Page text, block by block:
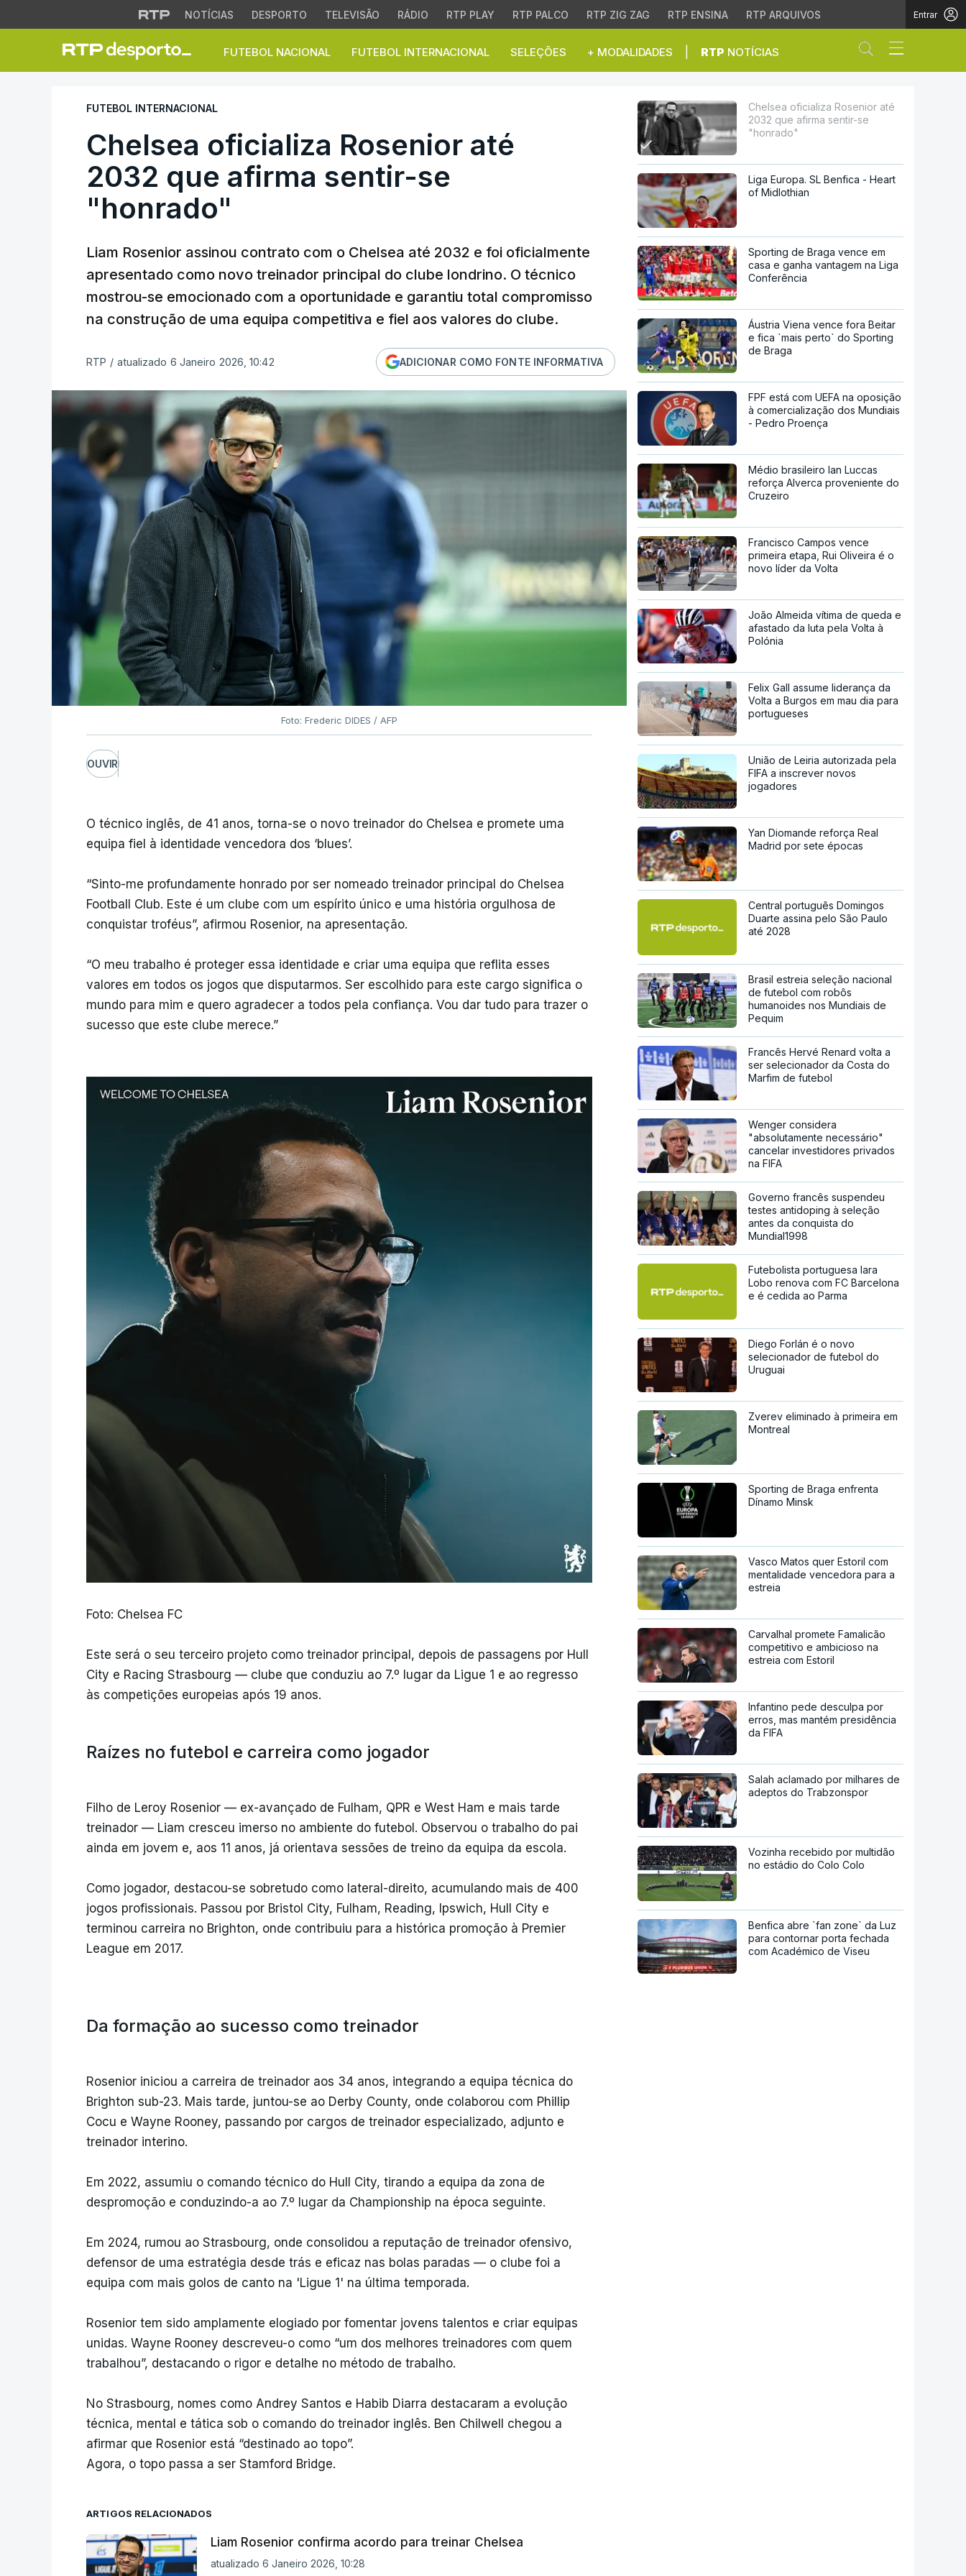
NOTÍCIAS DESPORTO TELEVISÃO RÁDIO RTP PLAY RTP PALCO RTP ZIG ZAG RTP ENSINA RTP ARQUIVOS Entrar
FUTEBOL NACIONAL FUTEBOL INTERNACIONAL SELEÇÕES + MODALIDADES RTP NOTÍCIAS Abrir campo
Chelsea oficializa Rosenior até 2032 que afirma sentir-se
FUTEBOL INTERNACIONAL
Chelsea oficializa Rosenior até
2032 que afirma sentir-se
"honrado"
Liam Rosenior assinou contrato com o Chelsea até 2032 e foi oficialmente
apresentado como novo treinador principal do clube londrino. O técnico
mostrou-se emocionado com a oportunidade e garantiu total compromisso
na construção de uma equipa competitiva e fiel aos valores do clube.
RTP / atualizado 6 Janeiro 2026, 10:42 ADICIONAR COMO FONTE INFORMATIVA
Foto: Frederic DIDES / AFP
OUVIR
O técnico inglês, de 41 anos, torna-se o novo treinador do Chelsea e promete uma
equipa fiel à identidade vencedora dos ‘blues’.
“Sinto-me profundamente honrado por ser nomeado treinador principal do Chelsea
Football Club. Este é um clube com um espírito único e uma história orgulhosa de
conquistar troféus”, afirmou Rosenior, na apresentação.
“O meu trabalho é proteger essa identidade e criar uma equipa que reflita esses
valores em todos os jogos que disputarmos. Ser escolhido para este cargo significa o
mundo para mim e quero agradecer a todos pela confiança. Vou dar tudo para trazer o
sucesso que este clube merece.”
Foto: Chelsea FC
Este será o seu terceiro projeto como treinador principal, depois de passagens por Hull
City e Racing Strasbourg — clube que conduziu ao 7.º lugar da Ligue 1 e ao regresso
às competições europeias após 19 anos.
Raízes no futebol e carreira como jogador
Filho de Leroy Rosenior — ex-avançado de Fulham, QPR e West Ham e mais tarde
treinador — Liam cresceu imerso no ambiente do futebol. Observou o trabalho do pai
ainda em jovem e, aos 11 anos, já orientava sessões de treino da equipa da escola.
Como jogador, destacou-se sobretudo como lateral-direito, acumulando mais de 400
jogos profissionais. Passou por Bristol City, Fulham, Reading, Ipswich, Hull City e
terminou carreira no Brighton, onde contribuiu para a histórica promoção à Premier
League em 2017.
Da formação ao sucesso como treinador
Rosenior iniciou a carreira de treinador aos 34 anos, integrando a equipa técnica do
Brighton sub-23. Mais tarde, juntou-se ao Derby County, onde colaborou com Phillip
Cocu e Wayne Rooney, passando por cargos de treinador especializado, adjunto e
treinador interino.
Em 2022, assumiu o comando técnico do Hull City, tirando a equipa da zona de
despromoção e conduzindo-a ao 7.º lugar da Championship na época seguinte.
Em 2024, rumou ao Strasbourg, onde consolidou a reputação de treinador ofensivo,
defensor de uma estratégia desde trás e eficaz nas bolas paradas — o clube foi a
equipa com mais golos de canto na 'Ligue 1' na última temporada.
Rosenior tem sido amplamente elogiado por fomentar jovens talentos e criar equipas
unidas. Wayne Rooney descreveu-o como “um dos melhores treinadores com quem
trabalhou”, destacando o rigor e detalhe no método de trabalho.
No Strasbourg, nomes como Andrey Santos e Habib Diarra destacaram a evolução
técnica, mental e tática sob o comando do treinador inglês. Ben Chilwell chegou a
afirmar que Rosenior está “destinado ao topo”.
Agora, o topo passa a ser Stamford Bridge.
ARTIGOS RELACIONADOS
Liam Rosenior confirma acordo para treinar Chelsea
atualizado 6 Janeiro 2026, 10:28
Chelsea oficializa Rosenior até
2032 que afirma sentir-se
"honrado"
Liga Europa. SL Benfica - Heart
of Midlothian
Sporting de Braga vence em
casa e ganha vantagem na Liga
Conferência
Áustria Viena vence fora Beitar
e fica `mais perto` do Sporting
de Braga
FPF está com UEFA na oposição
à comercialização dos Mundiais
- Pedro Proença
Médio brasileiro Ian Luccas
reforça Alverca proveniente do
Cruzeiro
Francisco Campos vence
primeira etapa, Rui Oliveira é o
novo líder da Volta
João Almeida vítima de queda e
afastado da luta pela Volta à
Polónia
Felix Gall assume liderança da
Volta a Burgos em mau dia para
portugueses
União de Leiria autorizada pela
FIFA a inscrever novos
jogadores
Yan Diomande reforça Real
Madrid por sete épocas
Central português Domingos
Duarte assina pelo São Paulo
até 2028
Brasil estreia seleção nacional
de futebol com robôs
humanoides nos Mundiais de
Pequim
Francês Hervé Renard volta a
ser selecionador da Costa do
Marfim de futebol
Wenger considera
"absolutamente necessário"
cancelar investidores privados
na FIFA
Governo francês suspendeu
testes antidoping à seleção
antes da conquista do
Mundial1998
Futebolista portuguesa Iara
Lobo renova com FC Barcelona
e é cedida ao Parma
Diego Forlán é o novo
selecionador de futebol do
Uruguai
Zverev eliminado à primeira em
Montreal
Sporting de Braga enfrenta
Dínamo Minsk
Vasco Matos quer Estoril com
mentalidade vencedora para a
estreia
Carvalhal promete Famalicão
competitivo e ambicioso na
estreia com Estoril
Infantino pede desculpa por
erros, mas mantém presidência
da FIFA
Salah aclamado por milhares de
adeptos do Trabzonspor
Vozinha recebido por multidão
no estádio do Colo Colo
Benfica abre `fan zone` da Luz
para contornar porta fechada
com Académico de Viseu